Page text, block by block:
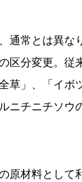
通常とは異な
区分変更。従
草」、「イボ
ニチニチソ
材料として